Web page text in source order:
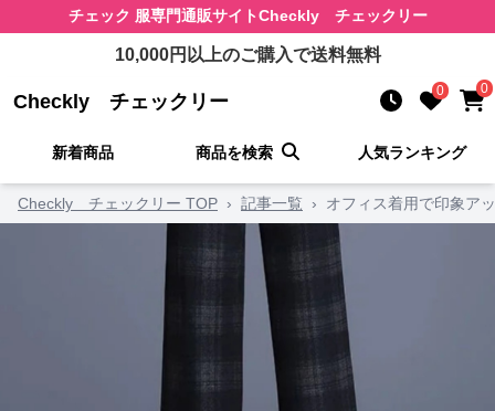
チェック 服専門通販サイトCheckly チェックリー
10,000円以上のご購入で送料無料
Checkly チェックリー 0 0
新着商品 商品を検索 人気ランキング
Checkly チェックリー TOP › 記事一覧 › オフィス着用で印象ア